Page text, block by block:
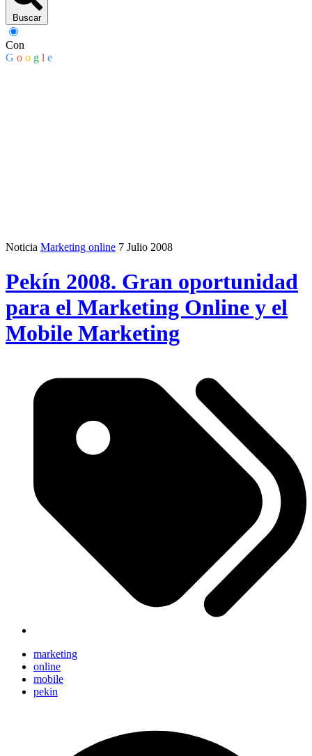
Buscar
Con
G o o g l e
Noticia Marketing online 7 Julio 2008
Pekín 2008. Gran oportunidad
para el Marketing Online y el
Mobile Marketing
marketing
online
mobile
pekin